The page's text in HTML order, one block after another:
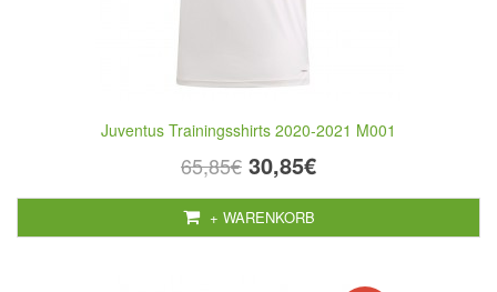
Juventus Trainingsshirts 2020-2021 M001
65,85€ 30,85€
+ WARENKORB